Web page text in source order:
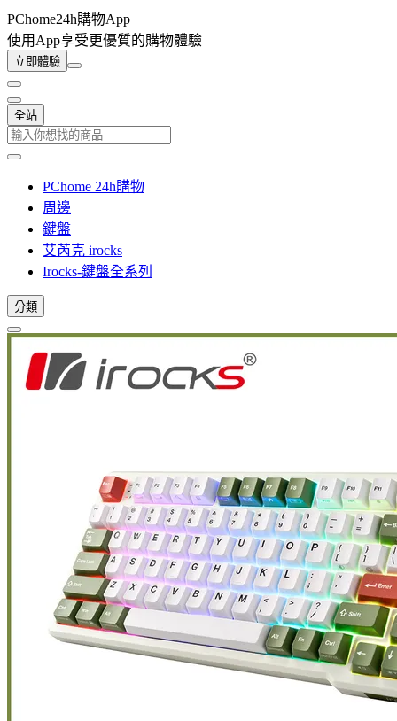
PChome24h購物App
使用App享受更優質的購物體驗
立即體驗
全站
PChome 24h購物
周邊
鍵盤
艾芮克 irocks
Irocks-鍵盤全系列
分類